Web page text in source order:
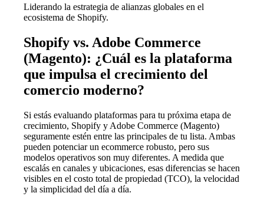
Liderando la estrategia de alianzas globales en el
ecosistema de Shopify.
Shopify vs. Adobe Commerce
(Magento): ¿Cuál es la plataforma
que impulsa el crecimiento del
comercio moderno?
Si estás evaluando plataformas para tu próxima etapa de
crecimiento, Shopify y Adobe Commerce (Magento)
seguramente estén entre las principales de tu lista. Ambas
pueden potenciar un ecommerce robusto, pero sus
modelos operativos son muy diferentes. A medida que
escalás en canales y ubicaciones, esas diferencias se hacen
visibles en el costo total de propiedad (TCO), la velocidad
y la simplicidad del día a día.